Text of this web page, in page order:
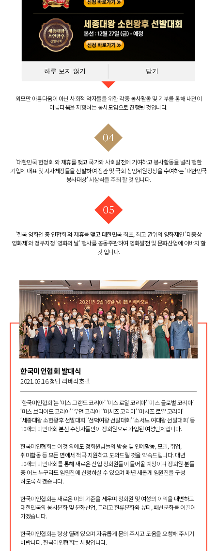
한류문화와 뷰티,패션산업 등을 전세계에 널리 알리는
대한민국 홍보대사 역할을 할 것 입니다.
외모만 아름다움이 아닌 사회적 약자들을 위한 각종 봉사활동 및 기부를 통해 내면이
아름다움을 지향하는 봉사모임으로 진행될 것입니다.
'대한민국 헌정회'와 제휴를 맺고 국가와 사회발전에 기여하고 봉사활동을 널리 행한
기업체 대표 및 지자체장들을 선발하여 장관 및 국회 상임위원장상을 수여하는 '대한민국
봉사대상' 시상식을 주최 할 것 입니다.
'한국 영화인 총 연합회'와 제휴를 맺고 대한민국 최초, 최고 권위의 영화제인 '대종상
영화제'와 정부지정 '영화의 날' 행사를 공동주관하여 영화발전 및 문화산업에 이바지 할
것 입니다.
한국미인협회 발대식
2021.05.16.청담 리베라호텔
‘한국미인협회’는 ‘미스 그랜드 코리아’ ‘미스 로얄 코리아’ ‘미스 글로벌 코리아’
‘미스 브라이드 코리아’ ‘우먼 코리아’ ‘미시즈 코리아’ ‘미시즈 로얄 코리아’
‘세종대왕 소헌왕후 선발대회’ ‘선덕여왕 선발대회’ ‘소서노 여대왕 선발대회’ 등
10개의 미인대회 본선 수상자들만이 정회원으로 가입된 여성단체입니다.
한국미인협회는 이것 외에도 정회원님들의 방송 및 연예활동, 모델, 취업,
취미활동 등 모든 면에서 적극 지원하고 도와드릴 것을 약속드립니다. 매년
10개의 미인대회를 통해 새로운 신입 정회원들이 들어올 예정이며 정회원 분들
중 어느 누구라도 임원진에 신청하실 수 있으며 매년 새롭게 임원진을 구성
하도록 하겠습니다.
한국미인협회는 새로운 미의 기준을 세우며 정회원 및 여성의 이익을 대변하고
대한민국의 봉사문화 및 문화산업, 그리고 한류문화와 뷰티, 패션문화를 이끌어
가겠습니다.
한국미인협회는 항상 열려 있으며 자유롭게 문의 주시고 도움을 요청해 주시기
바랍니다. 한국미인협회는 사랑입니다.
하루 보지 않기 닫기